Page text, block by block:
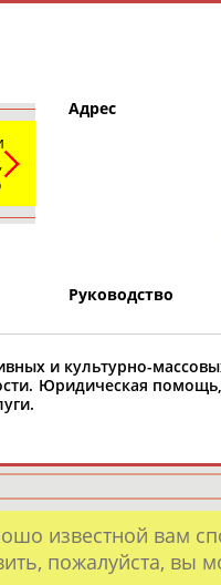
Выберите регион
известной вам
пожалуйста, вы
Адрес
Руководство
и культурно-
Юридическая